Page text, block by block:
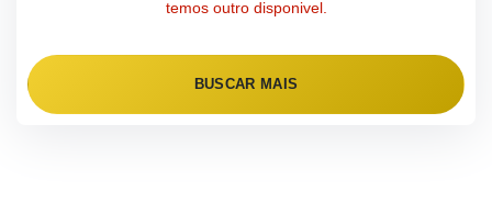
temos outro disponivel.
BUSCAR MAIS